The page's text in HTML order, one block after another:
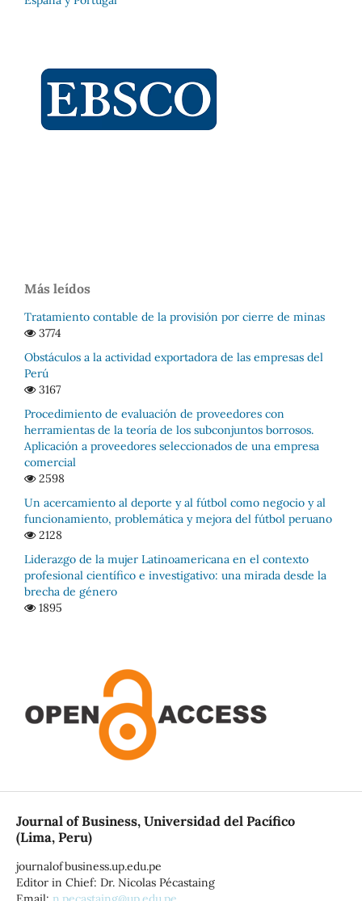
Más leídos
Tratamiento contable de la provisión por cierre de minas
3774
Obstáculos a la actividad exportadora de las empresas del
Perú
3167
Procedimiento de evaluación de proveedores con
herramientas de la teoría de los subconjuntos borrosos.
Aplicación a proveedores seleccionados de una empresa
comercial
2598
Un acercamiento al deporte y al fútbol como negocio y al
funcionamiento, problemática y mejora del fútbol peruano
2128
Liderazgo de la mujer Latinoamericana en el contexto
profesional científico e investigativo: una mirada desde la
brecha de género
1895
Journal of Business, Universidad del Pacífico
(Lima, Peru)
journalofbusiness.up.edu.pe
Editor in Chief: Dr. Nicolas Pécastaing